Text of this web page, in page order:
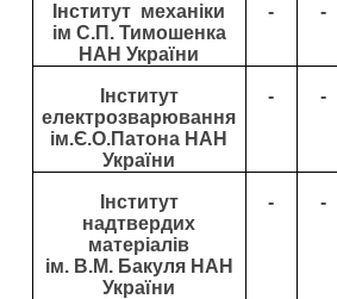
Інститут механіки
ім С.П. Тимошенка
НАН України
- -
Інститут
електрозварювання
ім.Є.О.Патона НАН
України
- -
Інститут
надтвердих
матеріалів
ім. В.М. Бакуля НАН
України
- -